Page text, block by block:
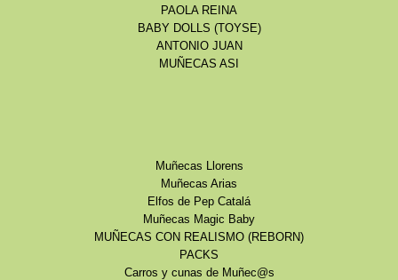
PAOLA REINA
BABY DOLLS (TOYSE)
ANTONIO JUAN
MUÑECAS ASI
Muñecas Llorens
Muñecas Arias
Elfos de Pep Catalá
Muñecas Magic Baby
MUÑECAS CON REALISMO (REBORN)
PACKS
Carros y cunas de Muñec@s